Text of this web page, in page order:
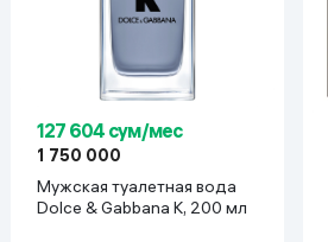
127 604 сум/мес
1 750 000
Мужская туалетная вода
Dolce & Gabbana K, 200 мл